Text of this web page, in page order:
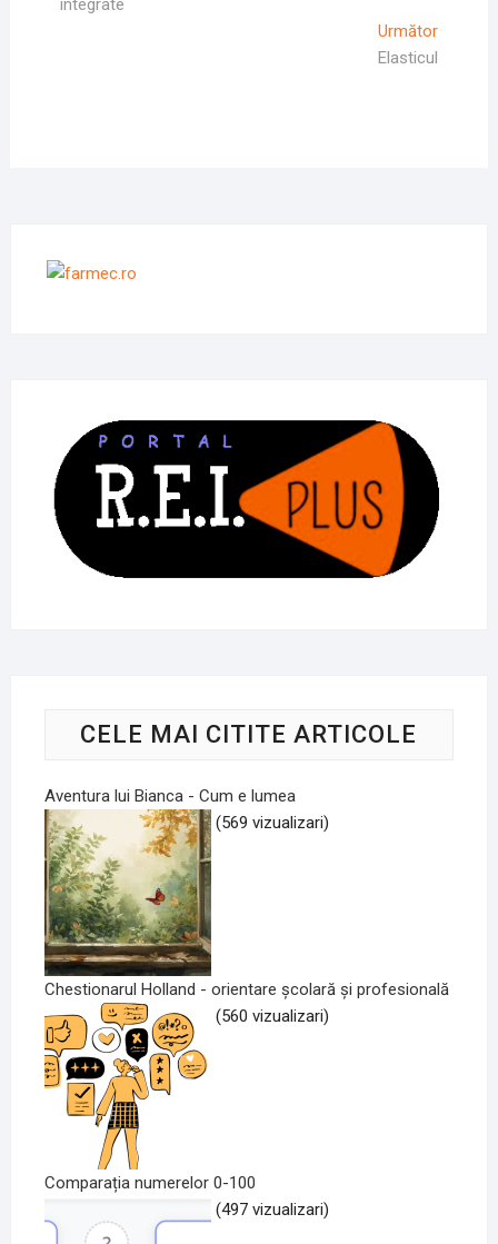
integrate
UrmătorArticolul
Elasticul
CELE MAI CITITE ARTICOLE
Aventura lui Bianca - Cum e lumea
(569 vizualizari)
Chestionarul Holland - orientare școlară și profesională
(560 vizualizari)
Comparația numerelor 0-100
(497 vizualizari)